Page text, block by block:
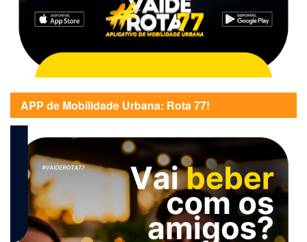
APP de Mobilidade Urbana: Rota 77!